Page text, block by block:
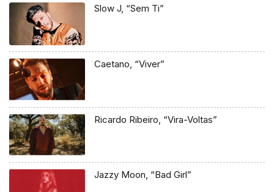
Slow J, “Sem Ti”
Caetano, “Viver”
Ricardo Ribeiro, “Vira-Voltas”
Jazzy Moon, “Bad Girl”